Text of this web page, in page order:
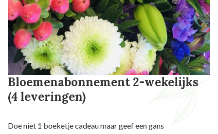
Bloemenabonnement 2-wekelijks
(4 leveringen)
Doe niet 1 boeketje cadeau maar geef een gans